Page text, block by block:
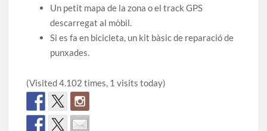
Un petit mapa de la zona o el track GPS
descarregat al mòbil.
Si es fa en bicicleta, un kit bàsic de reparació de
punxades.
(Visited 4.102 times, 1 visits today)